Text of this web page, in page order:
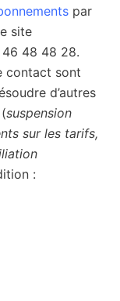
par
site
46 48 48 28.
contact sont
d’autres
(suspension
sur les tarifs,
: